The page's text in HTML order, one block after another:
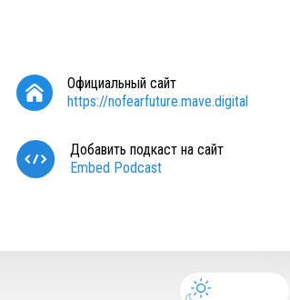
Официальный сайт
https://nofearfuture.mave.digital
Добавить подкаст на сайт
Embed Podcast